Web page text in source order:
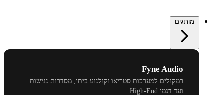
מותגים
Fyne Audio
רמקולים למערכות סטריאו וקולנוע ביתי, מסדרות נגישות
ועד דגמי High-End